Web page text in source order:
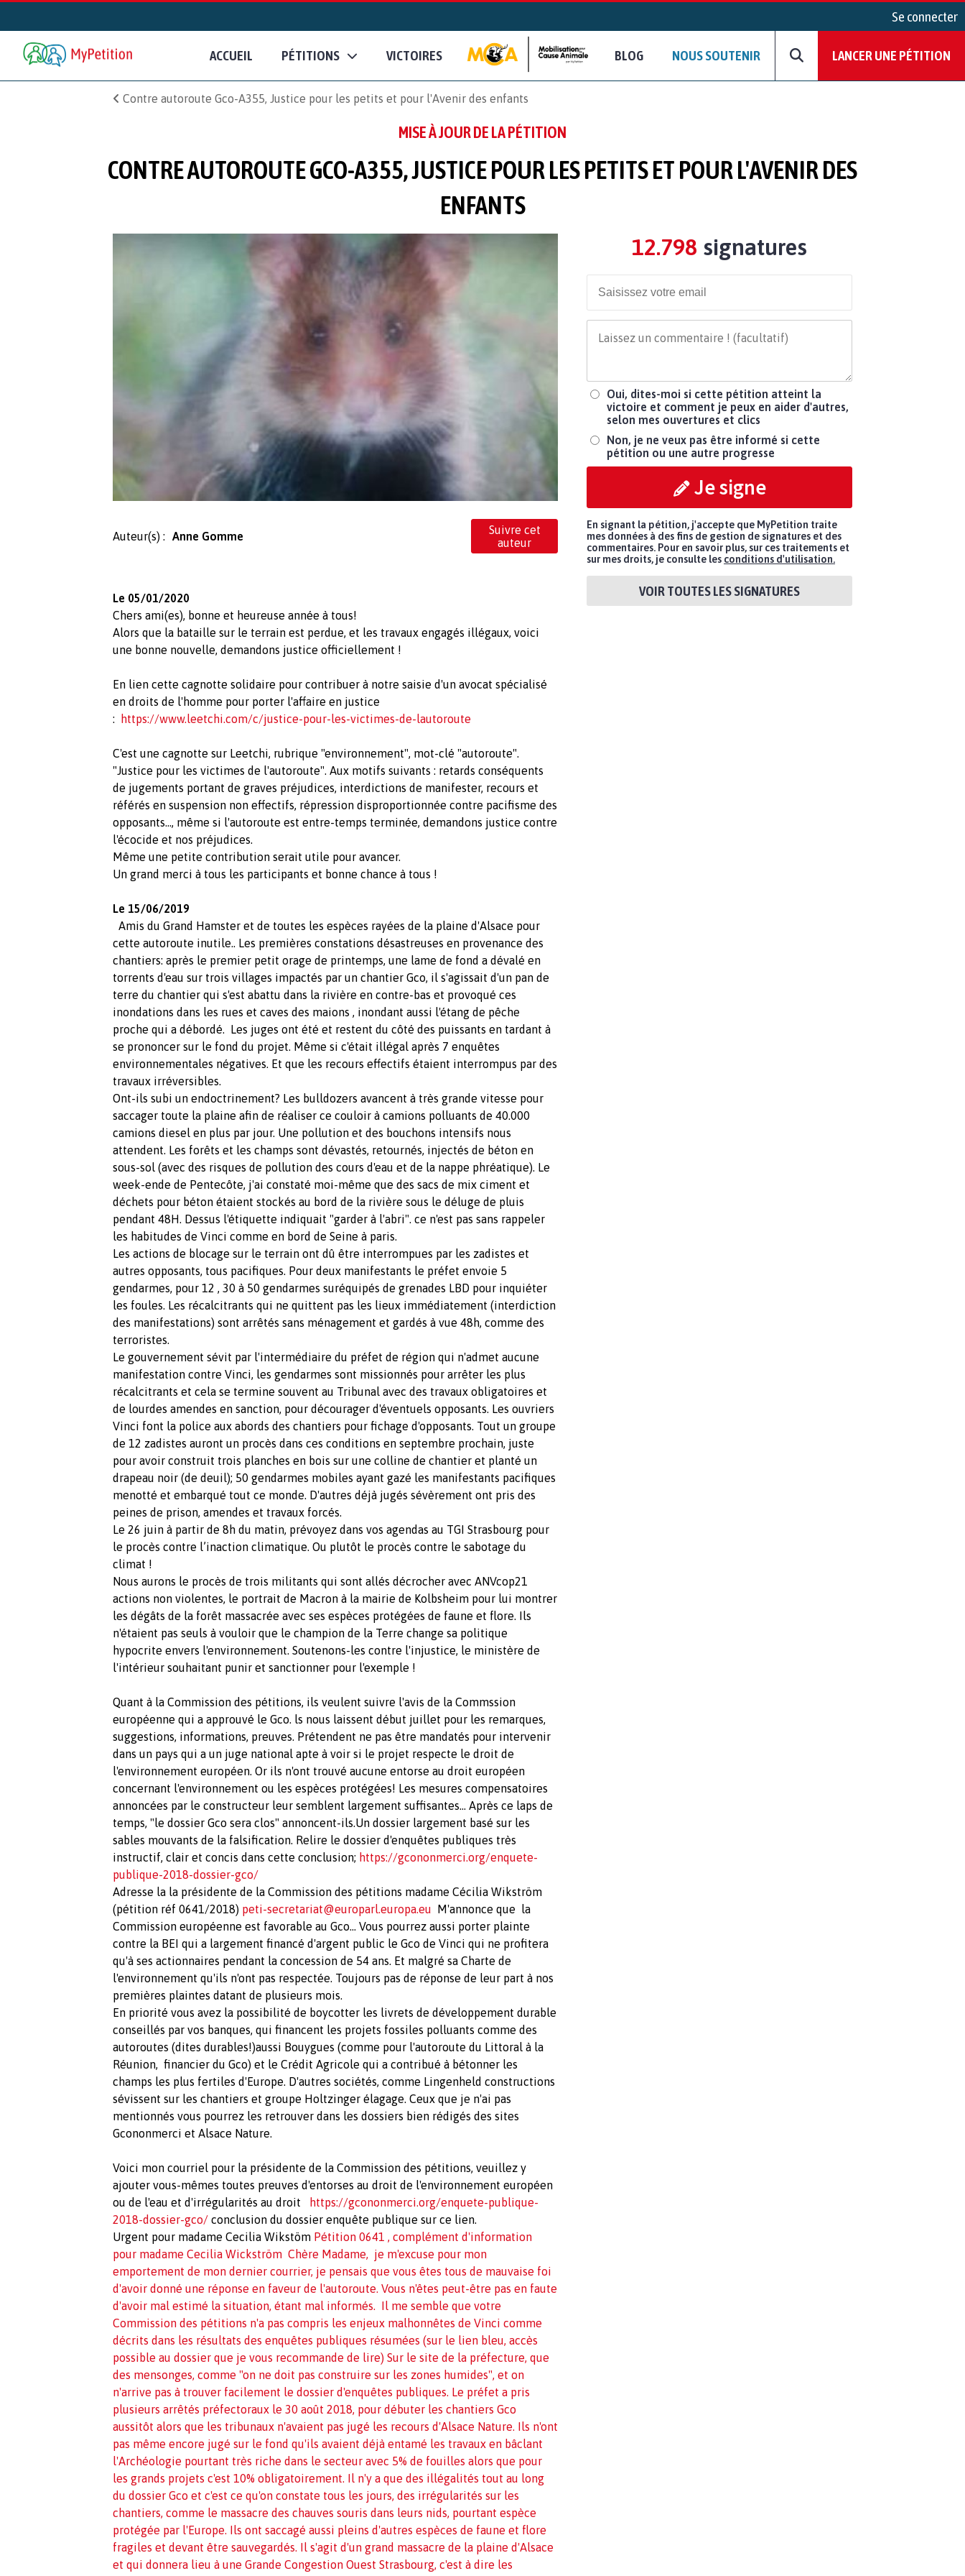
Se connecter
ACCUEIL PÉTITIONS VICTOIRES BLOG NOUS SOUTENIR LANCER UNE PÉTITION
Contre autoroute Gco-A355, Justice pour les petits et pour l'Avenir des enfants
MISE À JOUR DE LA PÉTITION
CONTRE AUTOROUTE GCO-A355, JUSTICE POUR LES PETITS ET POUR L'AVENIR DES
ENFANTS
Auteur(s) : Anne Gomme
Suivre cet
auteur
Le 05/01/2020
Chers ami(es), bonne et heureuse année à tous!
Alors que la bataille sur le terrain est perdue, et les travaux engagés illégaux, voici
une bonne nouvelle, demandons justice officiellement !
En lien cette cagnotte solidaire pour contribuer à notre saisie d'un avocat spécialisé
en droits de l'homme pour porter l'affaire en justice
:
https://www.leetchi.com/c/justice-pour-les-victimes-de-lautoroute
C'est une cagnotte sur Leetchi, rubrique "environnement", mot-clé "autoroute".
"Justice pour les victimes de l'autoroute". Aux motifs suivants : retards conséquents
de jugements portant de graves préjudices, interdictions de manifester, recours et
référés en suspension non effectifs, répression disproportionnée contre pacifisme des
opposants..., même si l'autoroute est entre-temps terminée, demandons justice contre
l'écocide et nos préjudices.
Même une petite contribution serait utile pour avancer.
Un grand merci à tous les participants et bonne chance à tous !
Le 15/06/2019
Amis du Grand Hamster et de toutes les espèces rayées de la plaine d'Alsace pour
cette autoroute inutile.. Les premières constations désastreuses en provenance des
chantiers: après le premier petit orage de printemps, une lame de fond a dévalé en
torrents d'eau sur trois villages impactés par un chantier Gco, il s'agissait d'un pan de
terre du chantier qui s'est abattu dans la rivière en contre-bas et provoqué ces
inondations dans les rues et caves des maions , inondant aussi l'étang de pêche
proche qui a débordé. Les juges ont été et restent du côté des puissants en tardant à
se prononcer sur le fond du projet. Même si c'était illégal après 7 enquêtes
environnementales négatives. Et que les recours effectifs étaient interrompus par des
travaux irréversibles.
Ont-ils subi un endoctrinement? Les bulldozers avancent à très grande vitesse pour
saccager toute la plaine afin de réaliser ce couloir à camions polluants de 40.000
camions diesel en plus par jour. Une pollution et des bouchons intensifs nous
attendent. Les forêts et les champs sont dévastés, retournés, injectés de béton en
sous-sol (avec des risques de pollution des cours d'eau et de la nappe phréatique). Le
week-ende de Pentecôte, j'ai constaté moi-même que des sacs de mix ciment et
déchets pour béton étaient stockés au bord de la rivière sous le déluge de pluis
pendant 48H. Dessus l'étiquette indiquait "garder à l'abri". ce n'est pas sans rappeler
les habitudes de Vinci comme en bord de Seine à paris.
Les actions de blocage sur le terrain ont dû être interrompues par les zadistes et
autres opposants, tous pacifiques. Pour deux manifestants le préfet envoie 5
gendarmes, pour 12 , 30 à 50 gendarmes suréquipés de grenades LBD pour inquiéter
les foules. Les récalcitrants qui ne quittent pas les lieux immédiatement (interdiction
des manifestations) sont arrêtés sans ménagement et gardés à vue 48h, comme des
terroristes.
Le gouvernement sévit par l'intermédiaire du préfet de région qui n'admet aucune
manifestation contre Vinci, les gendarmes sont missionnés pour arrêter les plus
récalcitrants et cela se termine souvent au Tribunal avec des travaux obligatoires et
de lourdes amendes en sanction, pour décourager d'éventuels opposants. Les ouvriers
Vinci font la police aux abords des chantiers pour fichage d'opposants. Tout un groupe
de 12 zadistes auront un procès dans ces conditions en septembre prochain, juste
pour avoir construit trois planches en bois sur une colline de chantier et planté un
drapeau noir (de deuil); 50 gendarmes mobiles ayant gazé les manifestants pacifiques
menotté et embarqué tout ce monde. D'autres déjà jugés sévèrement ont pris des
peines de prison, amendes et travaux forcés.
Le 26 juin à partir de 8h du matin, prévoyez dans vos agendas au TGI Strasbourg pour
le procès contre l’inaction climatique. Ou plutôt le procès contre le sabotage du
climat !
Nous aurons le procès de trois militants qui sont allés décrocher avec ANVcop21
actions non violentes, le portrait de Macron à la mairie de Kolbsheim pour lui montrer
les dégâts de la forêt massacrée avec ses espèces protégées de faune et flore. Ils
n'étaient pas seuls à vouloir que le champion de la Terre change sa politique
hypocrite envers l'environnement. Soutenons-les contre l'injustice, le ministère de
l'intérieur souhaitant punir et sanctionner pour l'exemple !
Quant à la Commission des pétitions, ils veulent suivre l'avis de la Commssion
européenne qui a approuvé le Gco. ls nous laissent début juillet pour les remarques,
suggestions, informations, preuves. Prétendent ne pas être mandatés pour intervenir
dans un pays qui a un juge national apte à voir si le projet respecte le droit de
l'environnement européen. Or ils n'ont trouvé aucune entorse au droit européen
concernant l'environnement ou les espèces protégées! Les mesures compensatoires
annoncées par le constructeur leur semblent largement suffisantes... Après ce laps de
temps, "le dossier Gco sera clos" annoncent-ils.Un dossier largement basé sur les
sables mouvants de la falsification. Relire le dossier d'enquêtes publiques très
instructif, clair et concis dans cette conclusion; https://gcononmerci.org/enquete-
publique-2018-dossier-gco/
Adresse la la présidente de la Commission des pétitions madame Cécilia Wikström
(pétition réf 0641/2018) peti-secretariat@europarl.europa.eu M'annonce que la
Commission européenne est favorable au Gco... Vous pourrez aussi porter plainte
contre la BEI qui a largement financé d'argent public le Gco de Vinci qui ne profitera
qu'à ses actionnaires pendant la concession de 54 ans. Et malgré sa Charte de
l'environnement qu'ils n'ont pas respectée. Toujours pas de réponse de leur part à nos
premières plaintes datant de plusieurs mois.
En priorité vous avez la possibilité de boycotter les livrets de développement durable
conseillés par vos banques, qui financent les projets fossiles polluants comme des
autoroutes (dites durables!)aussi Bouygues (comme pour l'autoroute du Littoral à la
Réunion, financier du Gco) et le Crédit Agricole qui a contribué à bétonner les
champs les plus fertiles d'Europe. D'autres sociétés, comme Lingenheld constructions
sévissent sur les chantiers et groupe Holtzinger élagage. Ceux que je n'ai pas
mentionnés vous pourrez les retrouver dans les dossiers bien rédigés des sites
Gcononmerci et Alsace Nature.
Voici mon courriel pour la présidente de la Commission des pétitions, veuillez y
ajouter vous-mêmes toutes preuves d'entorses au droit de l'environnement européen
ou de l'eau et d'irrégularités au droit
https://gcononmerci.org/enquete-publique-
2018-dossier-gco/ conclusion du dossier enquête publique sur ce lien.
Urgent pour madame Cecilia Wikstöm Pétition 0641 , complément d'information
pour madame Cecilia Wickström Chère Madame, je m'excuse pour mon
emportement de mon dernier courrier, je pensais que vous êtes tous de mauvaise foi
d'avoir donné une réponse en faveur de l'autoroute. Vous n'êtes peut-être pas en faute
d'avoir mal estimé la situation, étant mal informés. Il me semble que votre
Commission des pétitions n'a pas compris les enjeux malhonnêtes de Vinci comme
décrits dans les résultats des enquêtes publiques résumées (sur le lien bleu, accès
possible au dossier que je vous recommande de lire) Sur le site de la préfecture, que
des mensonges, comme "on ne doit pas construire sur les zones humides", et on
n'arrive pas à trouver facilement le dossier d'enquêtes publiques. Le préfet a pris
plusieurs arrêtés préfectoraux le 30 août 2018, pour débuter les chantiers Gco
aussitôt alors que les tribunaux n'avaient pas jugé les recours d'Alsace Nature. Ils n'ont
pas même encore jugé sur le fond qu'ils avaient déjà entamé les travaux en bâclant
l'Archéologie pourtant très riche dans le secteur avec 5% de fouilles alors que pour
les grands projets c'est 10% obligatoirement. Il n'y a que des illégalités tout au long
du dossier Gco et c'est ce qu'on constate tous les jours, des irrégularités sur les
chantiers, comme le massacre des chauves souris dans leurs nids, pourtant espèce
protégée par l'Europe. Ils ont saccagé aussi pleins d'autres espèces de faune et flore
fragiles et devant être sauvegardés. Il s'agit d'un grand massacre de la plaine d'Alsace
et qui donnera lieu à une Grande Congestion Ouest Strasbourg, c'est à dire les
12.798 signatures
Oui, dites-moi si cette pétition atteint la
victoire et comment je peux en aider d'autres,
selon mes ouvertures et clics
Non, je ne veux pas être informé si cette
pétition ou une autre progresse
Je signe
En signant la pétition, j'accepte que MyPetition traite
mes données à des fins de gestion de signatures et des
commentaires. Pour en savoir plus, sur ces traitements et
sur mes droits, je consulte les conditions d'utilisation.
VOIR TOUTES LES SIGNATURES